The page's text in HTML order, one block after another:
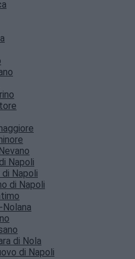
Napoli
di Napoli
di Napoli
di Nola
di Napoli